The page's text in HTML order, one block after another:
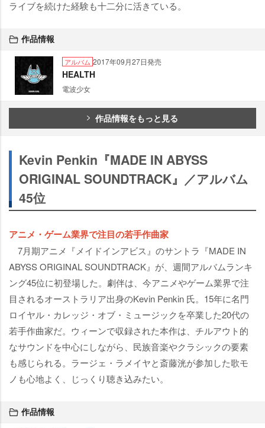
ライブを続けた経験も十二分に活きている。
作品情報
アルバム 2017年09月27日発売
HEALTH
電波少女
作品情報をもっと見る
Kevin Penkin『MADE IN ABYSS
ORIGINAL SOUNDTRACK』／アルバム
45位
アニメ・ゲーム業界で注目の若手作曲家
7月期アニメ『メイドインアビス』のサントラ『MADE IN
ABYSS ORIGINAL SOUNDTRACK』が、週間アルバムランキ
ング45位に初登場した。劇伴は、今アニメやゲーム業界で注
目されるオーストラリア出身のKevin Penkin 氏。15年に名門
ロイヤル・カレッジ・オブ・ミュージックを卒業した20代の
若手作曲家だ。ウィーンで収録された本作は、チルアウト的
なサウンドを中心にしながら、民族音楽やクラシックの要素
も感じられる。ラージェ・ラメイヤと斎藤洸が参加した歌モ
ノも心地よく、じっくり聴き込みたい。
作品情報